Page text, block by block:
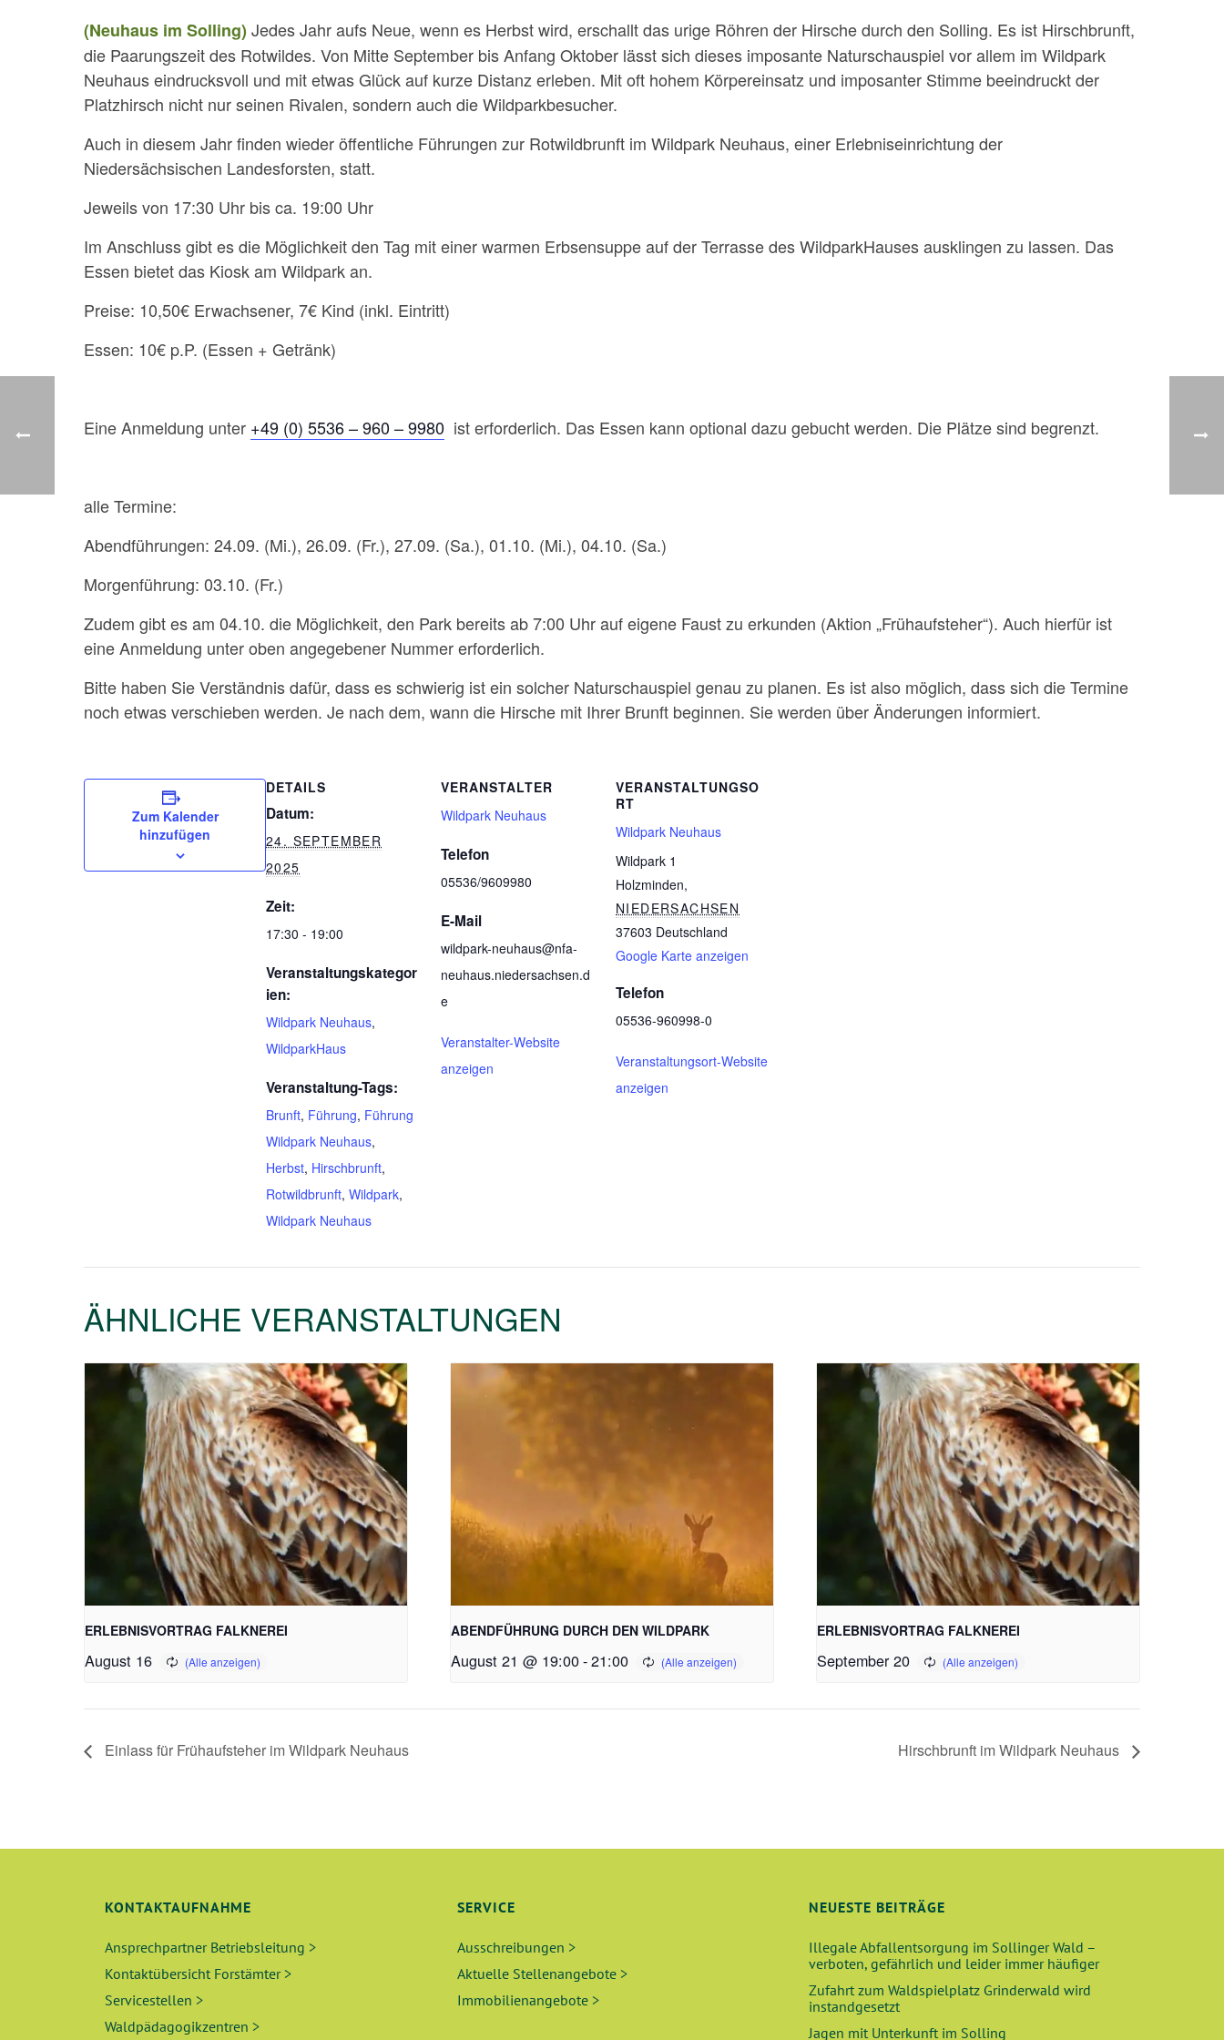
(Neuhaus im Solling) Jedes Jahr aufs Neue, wenn es Herbst wird, erschallt das urige Röhren der Hirsche durch den Solling. Es ist Hirschbrunft,
die Paarungszeit des Rotwildes. Von Mitte September bis Anfang Oktober lässt sich dieses imposante Naturschauspiel vor allem im Wildpark
Neuhaus eindrucksvoll und mit etwas Glück auf kurze Distanz erleben. Mit oft hohem Körpereinsatz und imposanter Stimme beeindruckt der
Platzhirsch nicht nur seinen Rivalen, sondern auch die Wildparkbesucher.
Auch in diesem Jahr finden wieder öffentliche Führungen zur Rotwildbrunft im Wildpark Neuhaus, einer Erlebniseinrichtung der
Niedersächsischen Landesforsten, statt.
Jeweils von 17:30 Uhr bis ca. 19:00 Uhr
Im Anschluss gibt es die Möglichkeit den Tag mit einer warmen Erbsensuppe auf der Terrasse des WildparkHauses ausklingen zu lassen. Das
Essen bietet das Kiosk am Wildpark an.
Preise: 10,50€ Erwachsener, 7€ Kind (inkl. Eintritt)
Essen: 10€ p.P. (Essen + Getränk)
Eine Anmeldung unter +49 (0) 5536 – 960 – 9980 ist erforderlich. Das Essen kann optional dazu gebucht werden. Die Plätze sind begrenzt.
alle Termine:
Abendführungen: 24.09. (Mi.), 26.09. (Fr.), 27.09. (Sa.), 01.10. (Mi.), 04.10. (Sa.)
Morgenführung: 03.10. (Fr.)
Zudem gibt es am 04.10. die Möglichkeit, den Park bereits ab 7:00 Uhr auf eigene Faust zu erkunden (Aktion „Frühaufsteher“). Auch hierfür ist
eine Anmeldung unter oben angegebener Nummer erforderlich.
Bitte haben Sie Verständnis dafür, dass es schwierig ist ein solcher Naturschauspiel genau zu planen. Es ist also möglich, dass sich die Termine
noch etwas verschieben werden. Je nach dem, wann die Hirsche mit Ihrer Brunft beginnen. Sie werden über Änderungen informiert.
Zum Kalender
hinzufügen
DETAILS
Datum:
24. SEPTEMBER
2025
Zeit:
17:30 - 19:00
Veranstaltungskategor
ien:
Wildpark Neuhaus,
WildparkHaus
Veranstaltung-Tags:
Brunft, Führung, Führung
Wildpark Neuhaus,
Herbst, Hirschbrunft,
Rotwildbrunft, Wildpark,
Wildpark Neuhaus
VERANSTALTER
Wildpark Neuhaus
Telefon
05536/9609980
E-Mail
wildpark-neuhaus@nfa-
neuhaus.niedersachsen.d
e
Veranstalter-Website
anzeigen
VERANSTALTUNGSO
RT
Wildpark Neuhaus
Wildpark 1
Holzminden,
NIEDERSACHSEN
37603 Deutschland
Google Karte anzeigen
Telefon
05536-960998-0
Veranstaltungsort-Website
anzeigen
ÄHNLICHE VERANSTALTUNGEN
ERLEBNISVORTRAG FALKNEREI
August 16
ABENDFÜHRUNG DURCH DEN WILDPARK
August 21 @ 19:00-21:00
ERLEBNISVORTRAG FALKNEREI
September 20
Einlass für Frühaufsteher im Wildpark Neuhaus Hirschbrunft im Wildpark Neuhaus
KONTAKTAUFNAHME
Ansprechpartner Betriebsleitung >
Kontaktübersicht Forstämter >
Servicestellen >
Waldpädagogikzentren >
SERVICE
Ausschreibungen >
Aktuelle Stellenangebote >
Immobilienangebote >
NEUESTE BEITRÄGE
Illegale Abfallentsorgung im Sollinger Wald –
verboten, gefährlich und leider immer häufiger
Zufahrt zum Waldspielplatz Grinderwald wird
instandgesetzt
Jagen mit Unterkunft im Solling